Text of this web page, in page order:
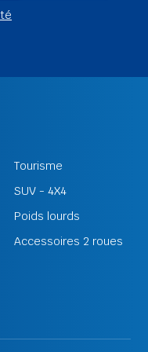
Tourisme
SUV - 4X4
Poids lourds
Accessoires 2 roues